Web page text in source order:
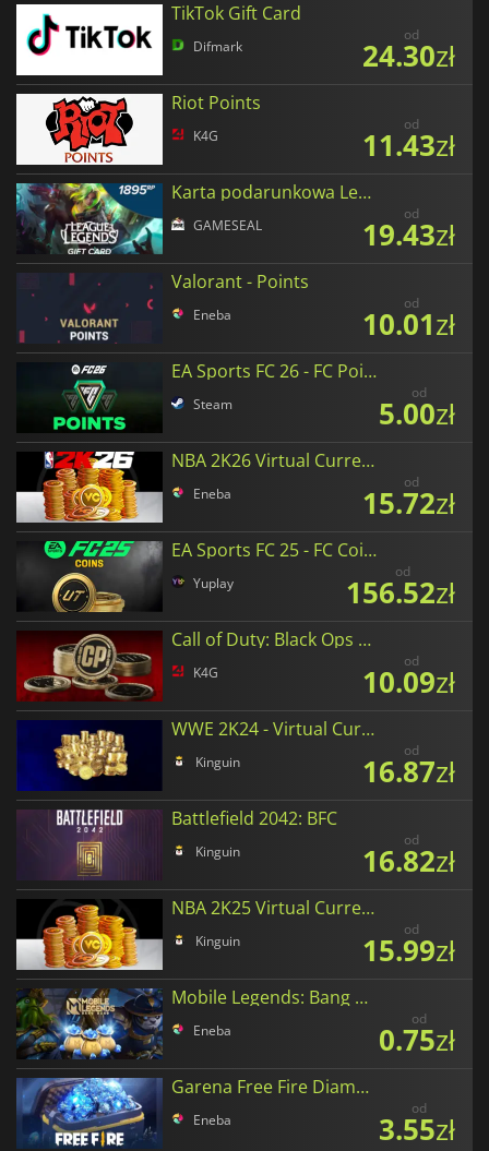
TikTok Gift Card
Difmark
od
24.30zł
Riot Points
K4G
od
11.43zł
Karta podarunkowa League of Legends
GAMESEAL
od
19.43zł
Valorant - Points
Eneba
od
10.01zł
EA Sports FC 26 - FC Points
Steam
od
5.00zł
NBA 2K26 Virtual Currency
Eneba
od
15.72zł
EA Sports FC 25 - FC Coins
Yuplay
od
156.52zł
Call of Duty: Black Ops 6 Points
K4G
od
10.09zł
WWE 2K24 - Virtual Currency
Kinguin
od
16.87zł
Battlefield 2042: BFC
Kinguin
od
16.82zł
NBA 2K25 Virtual Currency
Kinguin
od
15.99zł
Mobile Legends: Bang Bang Diamonds
Eneba
od
0.75zł
Garena Free Fire Diamonds
Eneba
od
3.55zł